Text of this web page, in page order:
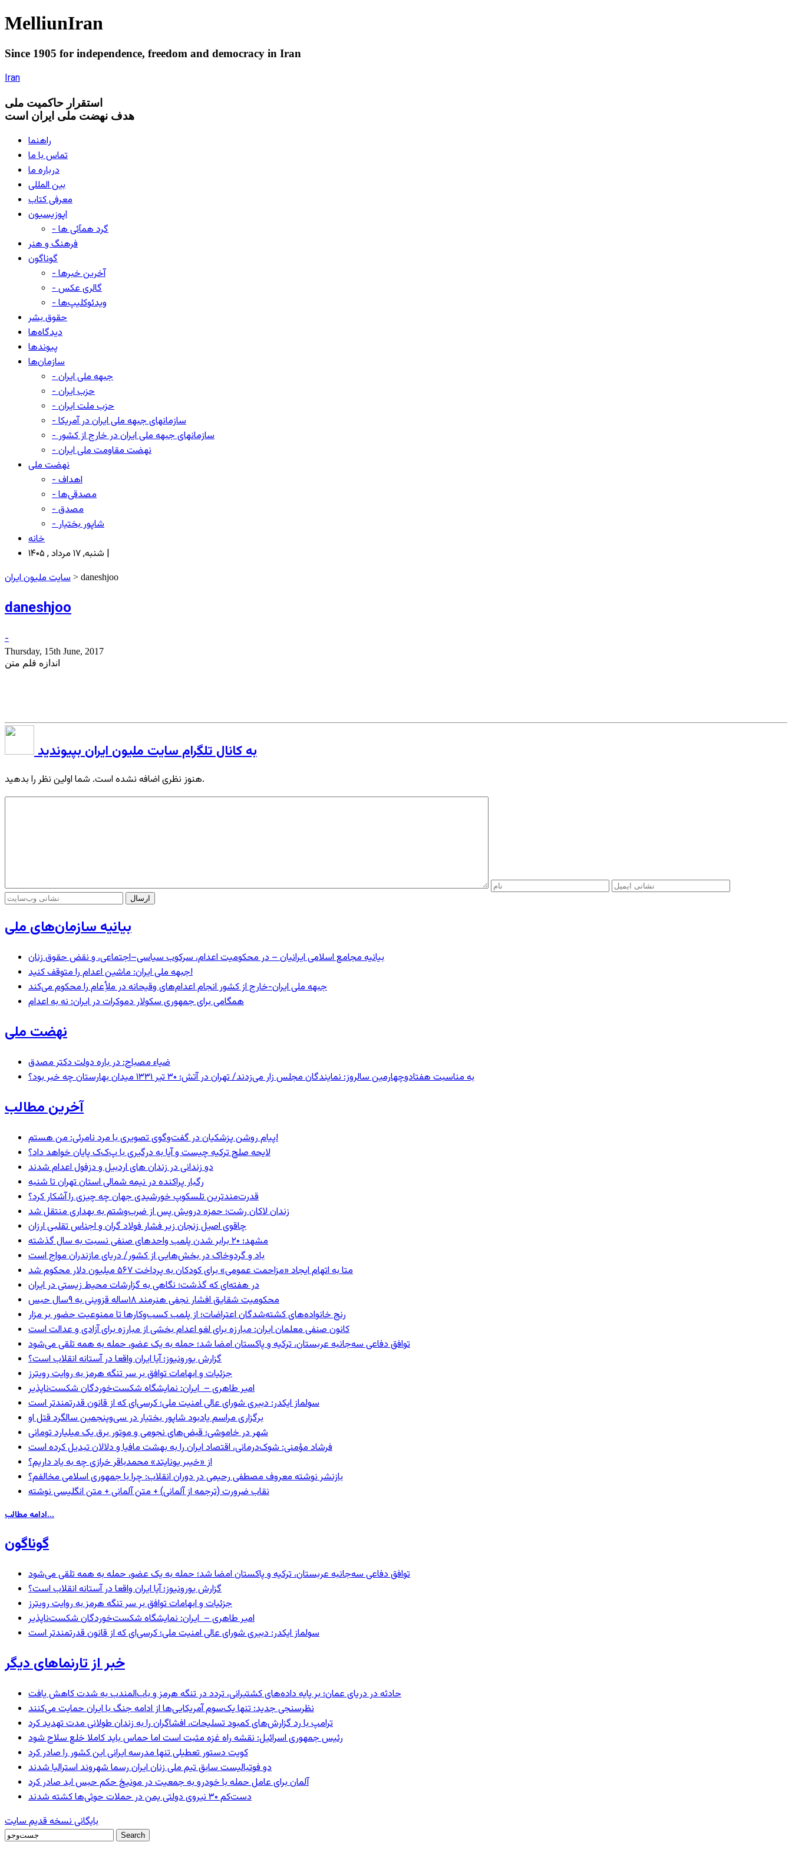
MelliunIran
Since 1905 for independence, freedom and democracy in Iran
Iran
استقرار حاکميت ملی
هدف نهضت ملی ایران است
راهنما
تماس با ما
درباره ما
بین المللی
معرفی کتاب
اپوزیسیون
- گرد همآئی ها
فرهنگ و هنر
گوناگون
- آخرین خبرها
- گالری عکس
- ویدئوکلیپ‌ها
حقوق بشر
دیدگاه‌ها
پیوندها
سازمان‌ها
- جبهه ملی ایران
- حزب ایران
- حزب ملت ایران
- سازمانهای جبهه ملی ایران در آمریکا
- سازمانهای جبهه ملی ایران در خارج از کشور
- نهضت مقاومت ملی ایران
نهضت ملی
- اهداف
- مصدقی‌ها
- مصدق
- شاپور بختیار
خانه
شنبه, ۱۷ مرداد , ۱۴۰۵ |
سایت ملیون ایران > daneshjoo
daneshjoo
-
Thursday, 15th June, 2017
اندازه قلم متن
به کانال تلگرام سایت ملیون ایران بپیوندید
هنوز نظری اضافه نشده است. شما اولین نظر را بدهید.
بیانیه سازمان‌های ملی
بیانیه مجامع اسلامی ایرانیان – در محکومیت اعدام، سرکوب سیاسی–اجتماعی، و نقض حقوق زنان
جبهه ملی ایران: ماشین اعدام را متوقف کنید!
جبهه ملی ایران-خارج از کشور انجام اعدام‌های وقیحانه در ملأِعام را محکوم می‌کند
همگامی برای جمهوری سکولار دموکرات در ایران: نه به اعدام
نهضت ملی
ضیاء مصباح: در باره دولت دکتر مصدق
به مناسبت هفتادوچهارمین سالروز: نمایندگان مجلس زار می‌زدند/ تهران در آتش؛ ۳۰ تیر ۱۳۳۱ میدان بهارستان چه خبر بود؟
آخرین مطالب
پیام روشن پزشکیان در گفت‌و‌گوی تصویری با مرد نامرئی: من هستم!
لایحه صلح ترکیه چیست و آیا به درگیری با پ‌ک‌ک پایان خواهد داد؟
دو زندانی در زندان های اردبیل و دزفول اعدام شدند
رگبار پراکنده در نیمه شمالی استان تهران تا شنبه
قدرت‌مندترین تلسکوپ خورشیدی جهان چه چیزی را آشکار کرد؟
زندان لاکان رشت؛ حمزه درویش پس از ضرب‌وشتم به بهداری منتقل شد
چاقوی اصیل زنجان زیر فشار فولاد گران و اجناس تقلبی ارزان
مشهد؛ ۲۰ برابر شدن پلمب واحدهای صنفی نسبت به سال گذشته
باد و گردوخاک در بخش‌هایی از کشور/ دریای مازندران مواج است
متا به اتهام ایجاد «مزاحمت عمومی» برای کودکان به پرداخت ۵۶۷ میلیون دلار محکوم شد
در هفته‌ای که گذشت؛ نگاهی به گزارشات محیط زیستی در ایران
محکومیت شقایق افشار نجفی هنرمند ۱۸ساله قزوینی به ۹سال حبس
رنج خانواده‌های کشته‌شدگان اعتراضات؛ از پلمب کسب‌وکارها تا ممنوعیت حضور بر مزار
کانون صنفی معلمان ایران: مبارزه برای لغو اعدام بخشی از مبارزه برای آزادی و عدالت است
توافق دفاعی سه‌جانبه عربستان، ترکیه و پاکستان امضا شد؛ حمله به یک عضو، حمله به همه تلقی می‌شود
گزارش یورونیوز؛ آیا ایران واقعا در آستانه انقلاب است؟
جزئیات و ابهامات توافق بر سر تنگه هرمز به روایت رویترز
امیر طاهری – ایران: نمایشگاه شکست‌خوردگان شکست‌ناپذیر
سولماز ایکدر: دبیری شورای عالی امنیت ملی؛ کرسی‌ای که از قانون قدرتمندتر است
برگزاری مراسم یادبود شاپور بختیار در سی‌وپنجمین سالگرد قتل او
شهر در خاموشی؛ قبض‌های نجومی و موتور برق یک میلیارد تومانی
فرشاد مؤمنی: شوک‌درمانی، اقتصاد ایران را به بهشت مافیا و دلالان تبدیل کرده است
از «خیبر یونایتد» محمدباقر خرازی چه به یاد داریم؟
بازنشر نوشته معروف مصطفی رحیمی در دوران انقلاب: چرا با جمهوری اسلامی مخالفم؟
نقاب ضرورت (ترجمه از آلمانی) + متن آلمانی + متن انگلیسی نوشته
ادامه مطالب...
گوناگون
توافق دفاعی سه‌جانبه عربستان، ترکیه و پاکستان امضا شد؛ حمله به یک عضو، حمله به همه تلقی می‌شود
گزارش یورونیوز؛ آیا ایران واقعا در آستانه انقلاب است؟
جزئیات و ابهامات توافق بر سر تنگه هرمز به روایت رویترز
امیر طاهری – ایران: نمایشگاه شکست‌خوردگان شکست‌ناپذیر
سولماز ایکدر: دبیری شورای عالی امنیت ملی؛ کرسی‌ای که از قانون قدرتمندتر است
خبر از تارنماهای دیگر
حادثه در دریای عمان؛ بر پایه داده‌های کشتیرانی، تردد در تنگه هرمز و باب‌المندب به شدت کاهش یافت
نظرسنجی جدید: تنها یک‌سوم آمریکایی‌ها از ادامه جنگ با ایران حمایت می‌کنند
ترامپ با رد گزارش‌های کمبود تسلیحات، افشاگران را به زندان طولانی مدت تهدید کرد
رئیس‌ جمهوری اسرائیل: نقشه راه غزه مثبت است اما حماس باید کاملا خلع سلاح شود
کویت دستور تعطیلی تنها مدرسه ایرانی این کشور را صادر کرد
دو فوتبالیست سابق تیم ملی زنان ایران رسما شهروند استرالیا شدند
آلمان برای عامل حمله با خودرو به جمعیت در مونیخ حکم حبس ابد صادر کرد
دست‌کم ۳۰ نیروی دولتی یمن در حملات حوثی‌ها کشته شدند
بایگانی نسخه قدیم سایت